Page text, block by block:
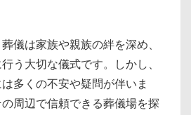
儀は家族や親族の絆を深め、
う大切な儀式です。しかし、
多くの不安や疑問が伴いま
周辺で信頼できる葬儀場を探